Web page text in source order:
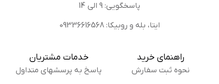
پاسخگویی: 9 الی 14
ایتا، بله و روبیکا: 09336616568
راهنمای خرید
نحوه ثبت سفارش
خدمات مشتریان
پاسخ به پرسشهای متداول